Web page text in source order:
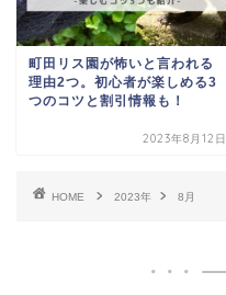
町田リス園が怖いと言われる
理由2つ。初心者が楽しめる3
つのコツと割引情報も！
2023年8月12日
HOME 2023年 8月